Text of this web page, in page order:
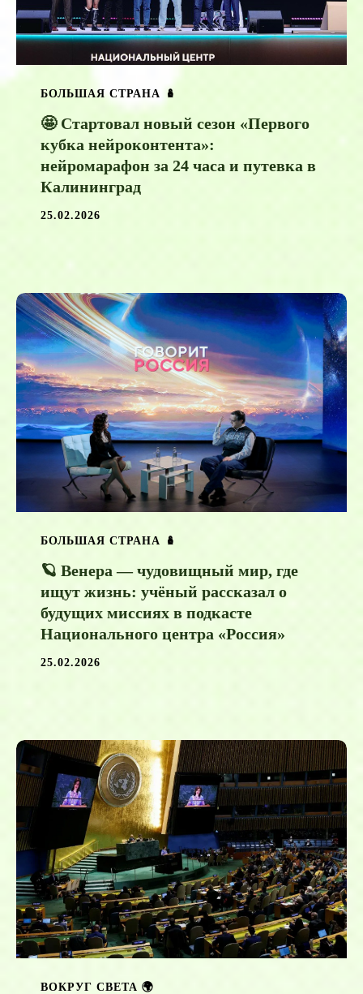
БОЛЬШАЯ СТРАНА 🪆
🤩 Стартовал новый сезон «Первого
кубка нейроконтента»:
нейромарафон за 24 часа и путевка в
Калининград
25.02.2026
БОЛЬШАЯ СТРАНА 🪆
🪐 Венера — чудовищный мир, где
ищут жизнь: учёный рассказал о
будущих миссиях в подкасте
Национального центра «Россия»
25.02.2026
ВОКРУГ СВЕТА 🌍